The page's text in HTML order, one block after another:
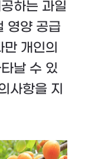
하는 과일
영양 공급
개인의
날 수 있
사항을 지